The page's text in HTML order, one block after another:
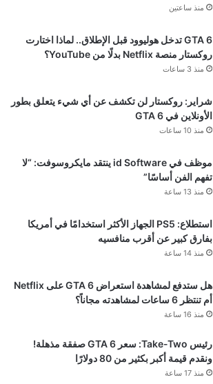
منذ ساعتين
GTA 6 تدخل هوليوود قبل الإطلاق.. لماذا اختارت
روكستار منصة Netflix بدلًا من YouTube؟
منذ 3 ساعات
شراير: روكستار لن تكشف عن أي شيء يتعلق بطور
الأونلاين في GTA 6
منذ 10 ساعات
موظف في id Software ينتقد مايكروسوفت: “لا
تفهم الفن أساسًا”
منذ 13 ساعة
استطلاع: PS5 الجهاز الأكثر استخدامًا في أمريكا
بفارق كبير عن أقرب منافسيه
منذ 14 ساعة
هل ستدفع لمشاهدة استعراض GTA 6 على Netflix
أم تنتظر 6 ساعات لمشاهدته مجاناً؟
منذ 16 ساعة
رئيس Take-Two: سعر GTA 6 صفقة مذهلة!
ونقدم قيمة أكبر بكثير من 80 دولارًا
منذ 17 ساعة